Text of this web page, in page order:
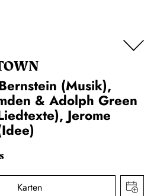
(Musik),
& Adolph Green
Jerome
Karten